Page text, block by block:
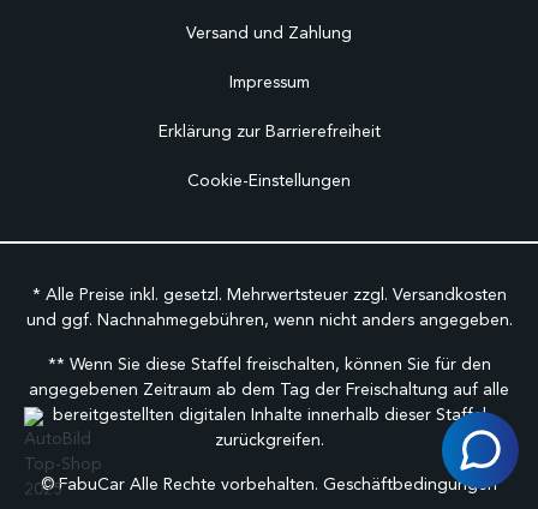
Versand und Zahlung
Impressum
Erklärung zur Barrierefreiheit
Cookie-Einstellungen
* Alle Preise inkl. gesetzl. Mehrwertsteuer zzgl. Versandkosten
und ggf. Nachnahmegebühren, wenn nicht anders angegeben.
** Wenn Sie diese Staffel freischalten, können Sie für den
angegebenen Zeitraum ab dem Tag der Freischaltung auf alle
bereitgestellten digitalen Inhalte innerhalb dieser Staffel
zurückgreifen.
©FabuCar Alle Rechte vorbehalten. Geschäftbedingungen